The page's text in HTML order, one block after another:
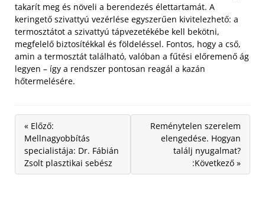
takarít meg és növeli a berendezés élettartamát. A
keringető szivattyú vezérlése egyszerűen kivitelezhető: a
termosztátot a szivattyú tápvezetékébe kell bekötni,
megfelelő biztosítékkal és földeléssel. Fontos, hogy a cső,
amin a termosztát található, valóban a fűtési előremenő ág
legyen – így a rendszer pontosan reagál a kazán
hőtermelésére.
« Előző:
Mellnagyobbítás
specialistája: Dr. Fábián
Zsolt plasztikai sebész
Reménytelen szerelem
elengedése. Hogyan
találj nyugalmat?
:Következő »